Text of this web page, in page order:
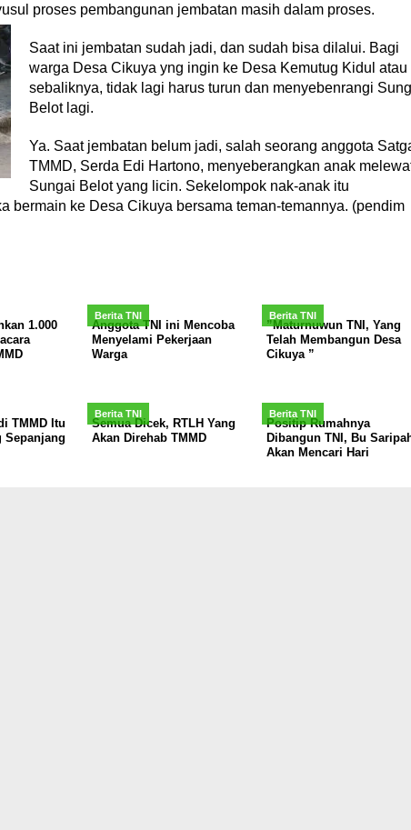
proses pembangunan jembatan masih dalam proses.
Saat ini jembatan sudah jadi, dan sudah bisa dilalui. Bagi
warga Desa Cikuya yng ingin ke Desa Kemutug Kidul atau
sebaliknya, tidak lagi harus turun dan menyebenrangi
Belot lagi.
Ya. Saat jembatan belum jadi, salah seorang anggota
TMMD, Serda Edi Hartono, menyeberangkan anak
Sungai Belot yang licin. Sekelompok nak-anak itu
bermain ke Desa Cikuya bersama teman-temannya. (pendim
1.000
Berita TNI
Anggota TNI ini Mencoba
Menyelami Pekerjaan
Warga
Berita TNI
”Maturnuwun TNI, Yang
Telah Membangun Desa
Cikuya ”
TMMD Itu
Sepanjang
Berita TNI
Semua Dicek, RTLH Yang
Akan Direhab TMMD
Berita TNI
Positip Rumahnya
Dibangun TNI, Bu
Akan Mencari Hari